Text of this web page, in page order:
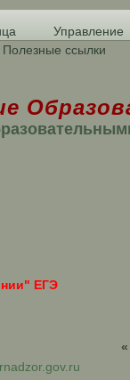
Управление
Полезные ссылки
ЕГЭ
«